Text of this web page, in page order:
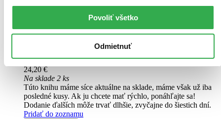
Povoliť všetko
Odmietnuť
Kniha láskavým spôsobom učí naše deti, ako vytvárať
kde sú si obaja rovnocenní, cítia sa videní a počutí, vedia si stanoviť
svoje hranice, povedať nie a akceptovať inakosť, je niekedy ...
Knihapevná väzba
24,20 €
Na sklade 2 ks
Túto knihu máme síce aktuálne na sklade, máme však už iba
posledné kusy. Ak ju chcete mať rýchlo, ponáhľajte sa!
Dodanie ďalších môže trvať dlhšie, zvyčajne do šiestich dní.
Pridať do zoznamu